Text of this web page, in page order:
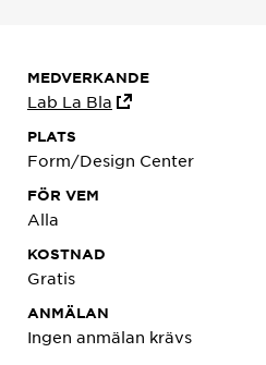
MEDVERKANDE
Lab La Bla
PLATS
Form/Design Center
FÖR VEM
Alla
KOSTNAD
Gratis
ANMÄLAN
Ingen anmälan krävs